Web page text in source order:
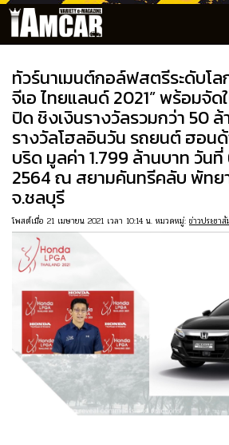
ทัวร์นาเมนต์กอล์ฟสตรีระดับโ
จีเอ ไทยแลนด์ 2021” พร้อมจั
ปิด ชิงเงินรางวัลรวมกว่า 50
รางวัลโฮลอินวัน รถยนต์ ฮอน
บริด มูลค่า 1.799 ล้านบาท วั
2564 ณ สยามคันทรีคลับ พัทย
จ.ชลบุรี
โพสต์เมื่อ 21 เมษายน 2021 เวลา 10:14 น. หมวดหมู่: ข่าวประชา